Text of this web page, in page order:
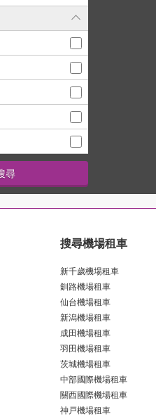
搜尋機場租車
新千歲機場租車
釧路機場租車
仙台機場租車
新潟機場租車
成田機場租車
羽田機場租車
茨城機場租車
中部國際機場租車
關西國際機場租車
神戸機場租車